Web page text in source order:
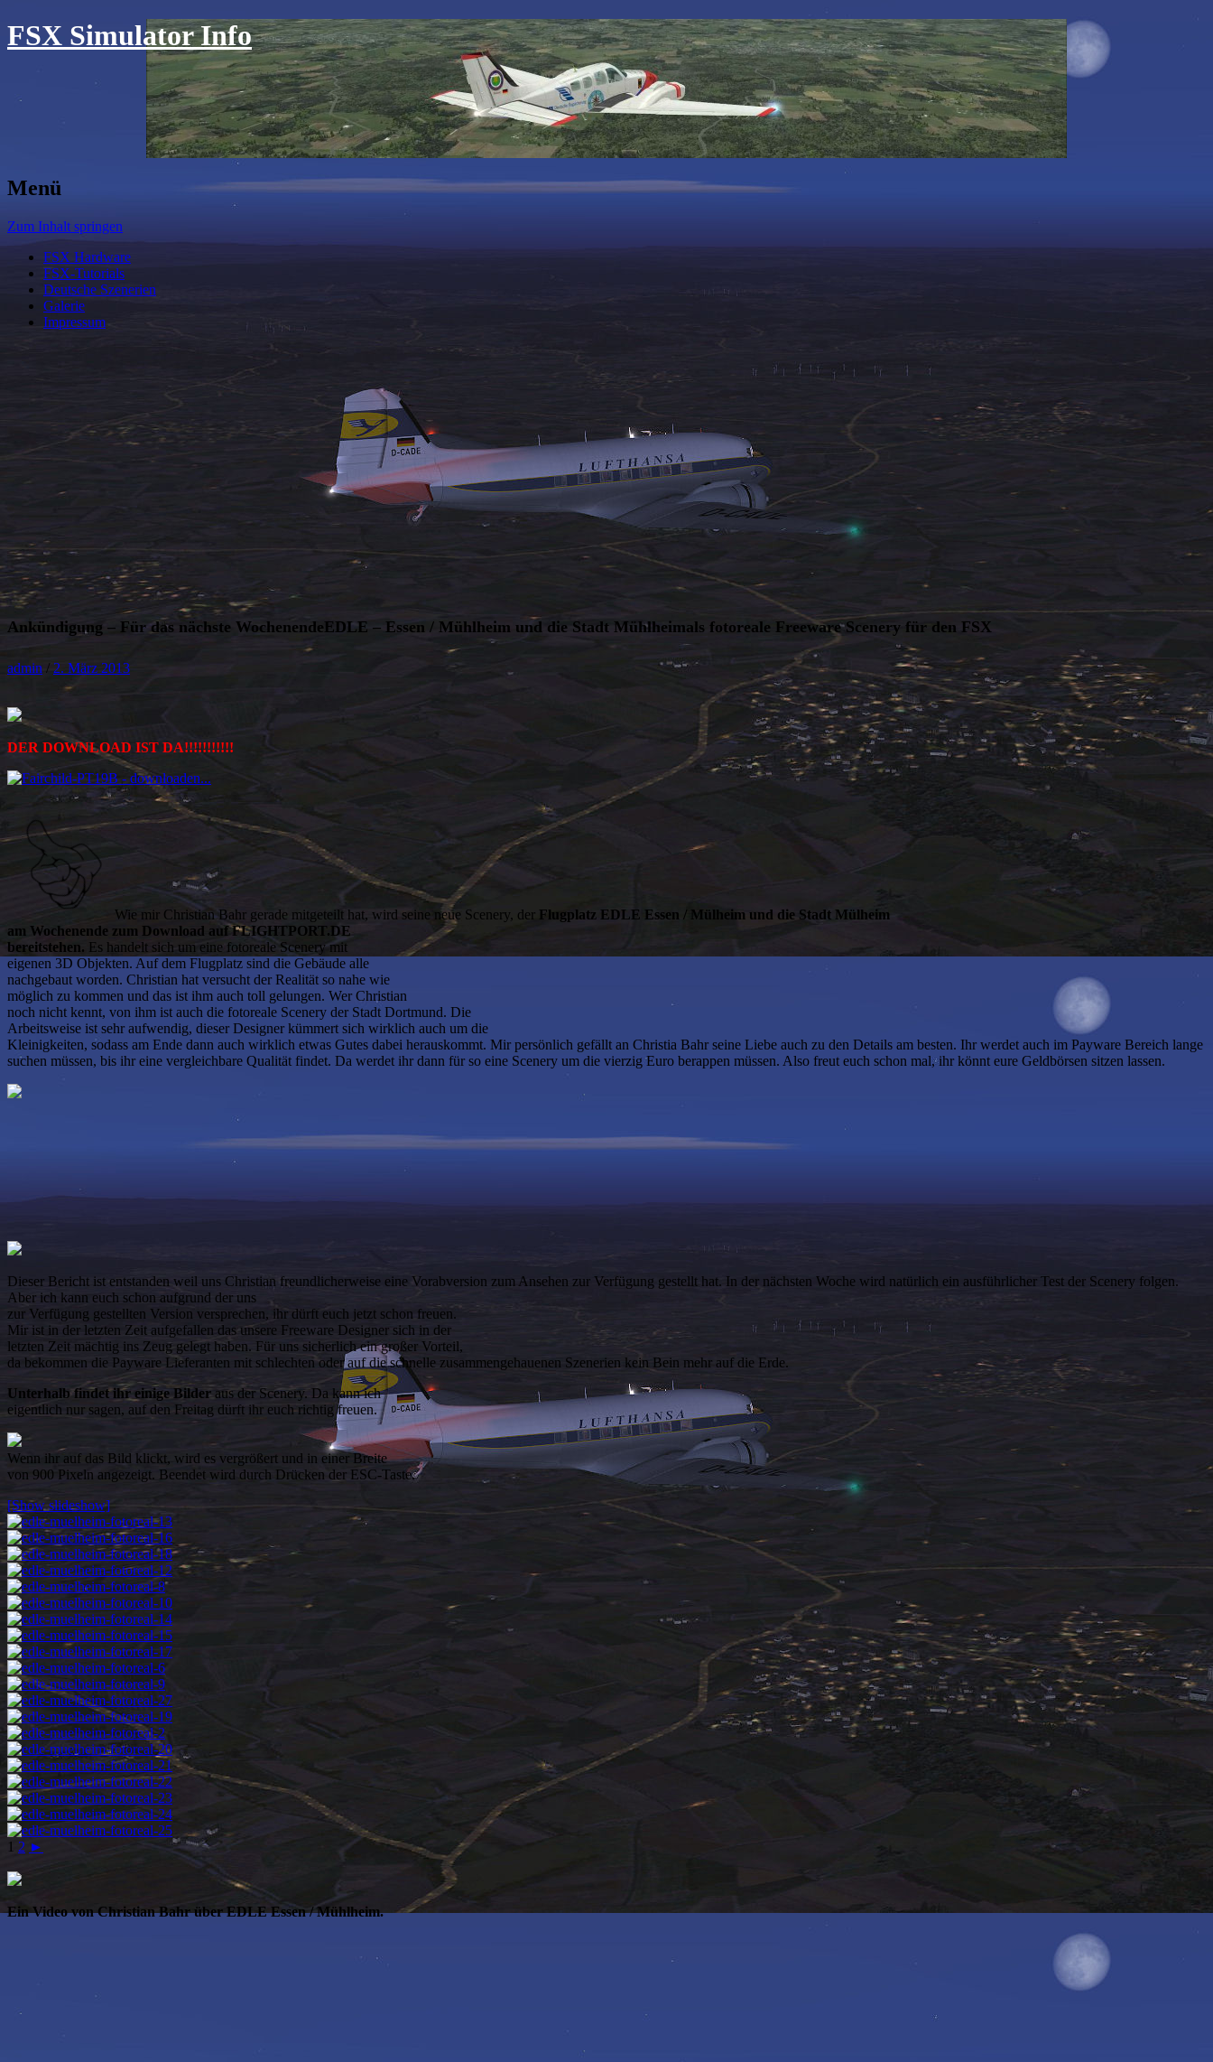
FSX Simulator Info
Menü
Zum Inhalt springen
FSX Hardware
FSX-Tutorials
Deutsche Szenerien
Galerie
Impressum
Ankündigung – Für das nächste WochenendeEDLE – Essen / Mühlheim und die Stadt Mühlheimals fotoreale Freeware Scenery für den FSX
admin / 2. März 2013
DER DOWNLOAD IST DA!!!!!!!!!!!
Wie mir Christian Bahr gerade mitgeteilt hat, wird seine neue Scenery, der Flugplatz EDLE Essen / Mülheim und die Stadt Mülheim
am Wochenende zum Download auf FLIGHTPORT.DE
bereitstehen. Es handelt sich um eine fotoreale Scenery mit
eigenen 3D Objekten. Auf dem Flugplatz sind die Gebäude alle
nachgebaut worden. Christian hat versucht der Realität so nahe wie
möglich zu kommen und das ist ihm auch toll gelungen. Wer Christian
noch nicht kennt, von ihm ist auch die fotoreale Scenery der Stadt Dortmund. Die
Arbeitsweise ist sehr aufwendig, dieser Designer kümmert sich wirklich auch um die
Kleinigkeiten, sodass am Ende dann auch wirklich etwas Gutes dabei herauskommt. Mir persönlich gefällt an Christia Bahr seine Liebe auch zu den Details am besten. Ihr werdet auch im Payware Bereich lange
suchen müssen, bis ihr eine vergleichbare Qualität findet. Da werdet ihr dann für so eine Scenery um die vierzig Euro berappen müssen. Also freut euch schon mal, ihr könnt eure Geldbörsen sitzen lassen.
Dieser Bericht ist entstanden weil uns Christian freundlicherweise eine Vorabversion zum Ansehen zur Verfügung gestellt hat. In der nächsten Woche wird natürlich ein ausführlicher Test der Scenery folgen.
Aber ich kann euch schon aufgrund der uns
zur Verfügung gestellten Version versprechen, ihr dürft euch jetzt schon freuen.
Mir ist in der letzten Zeit aufgefallen das unsere Freeware Designer sich in der
letzten Zeit mächtig ins Zeug gelegt haben. Für uns sicherlich ein großer Vorteil,
da bekommen die Payware Lieferanten mit schlechten oder auf die schnelle zusammengehauenen Szenerien kein Bein mehr auf die Erde.
Unterhalb findet ihr einige Bilder aus der Scenery. Da kann ich
eigentlich nur sagen, auf den Freitag dürft ihr euch richtig freuen.
Wenn ihr auf das Bild klickt, wird es vergrößert und in einer Breite
von 900 Pixeln angezeigt. Beendet wird durch Drücken der ESC-Taste.
[Show slideshow]
1 2 ►
Ein Video von Christian Bahr über EDLE Essen / Mühlheim.